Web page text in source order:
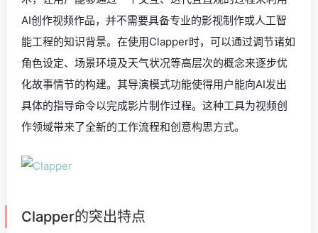
AI创作视频作品，并不需要具备专业的影视制作或人工智
能工程的知识背景。在使用Clapper时，可以通过调节诸如
角色设定、场景环境及天气状况等高层次的概念来逐步优
化故事情节的构建。其导演模式功能使得用户能向AI发出
具体的指导命令以完成影片制作过程。这种工具为视频创
作领域带来了全新的工作流程和创意构思方式。
Clapper的突出特点